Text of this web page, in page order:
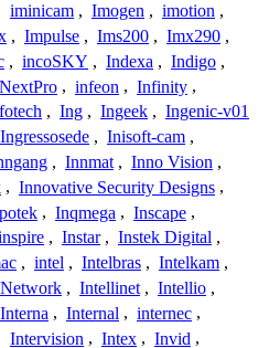
iminicam , Imogen , imotion ,
, Impulse , Ims200 , Imx290 ,
, incoSKY , Indexa , Indigo ,
, infeon , Infinity ,
, Ing , Ingeek , Ingenic-v01
Ingressosede , Inisoft-cam ,
, Innmat , Inno Vision ,
, Innovative Security Designs ,
, Inqmega , Inscape ,
, Instar , Instek Digital ,
, intel , Intelbras , Intelkam ,
, Intellinet , Intellio ,
Interna , Internal , internec ,
Intervision , Intex , Invid ,